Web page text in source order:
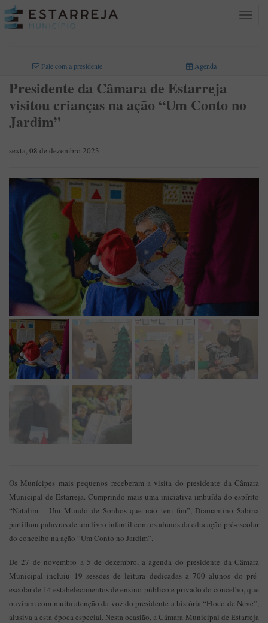
Toggle
Fale com a presidente Agenda
Presidente da Câmara de Estarreja
visitou crianças na ação “Um Conto no
Jardim”
sexta, 08 de dezembro 2023
Os Munícipes mais pequenos receberam a visita do presidente da Câmara
Municipal de Estarreja. Cumprindo mais uma iniciativa imbuída do espírito
“Natalim – Um Mundo de Sonhos que não tem fim”, Diamantino Sabina
partilhou palavras de um livro infantil com os alunos da educação pré-escolar
do concelho na ação “Um Conto no Jardim”.
De 27 de novembro a 5 de dezembro, a agenda do presidente da Câmara
Municipal incluiu 19 sessões de leitura dedicadas a 700 alunos do pré-
escolar de 14 estabelecimentos de ensino público e privado do concelho, que
ouviram com muita atenção da voz do presidente a história “Floco de Neve”,
alusiva a esta época especial. Nesta ocasião, a Câmara Municipal de Estarreja